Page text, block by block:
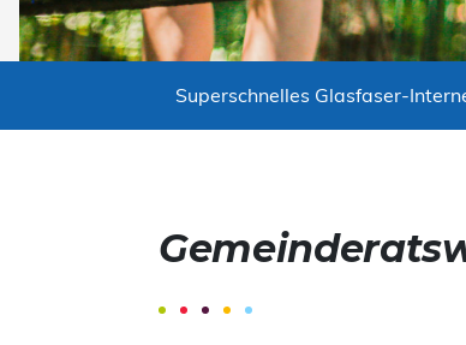
Superschnelles Glasfaser-